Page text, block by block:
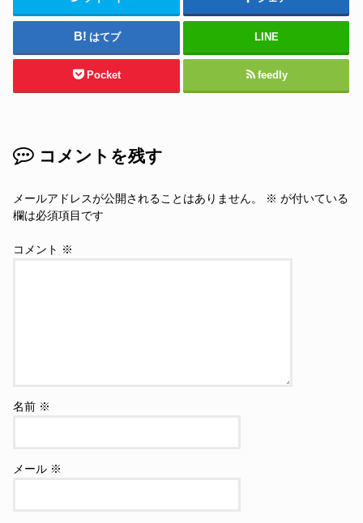
はてブ LINE
Pocket feedly
コメントを残す
メールアドレスが公開されることはありません。 ※ が付いている
欄は必須項目です
コメント ※
名前 ※
メール ※